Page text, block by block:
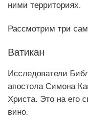
ними территориях.
Рассмотрим три
Ватикан
Исследователи
апостола Симона
Христа. Это на его
вино.